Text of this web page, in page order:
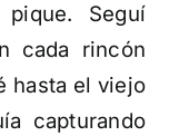
Seguí
cada rincón
hasta el viejo
capturando